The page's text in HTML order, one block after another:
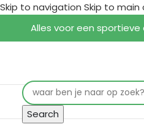
Skip to navigation Skip to
Alles voor een
Search